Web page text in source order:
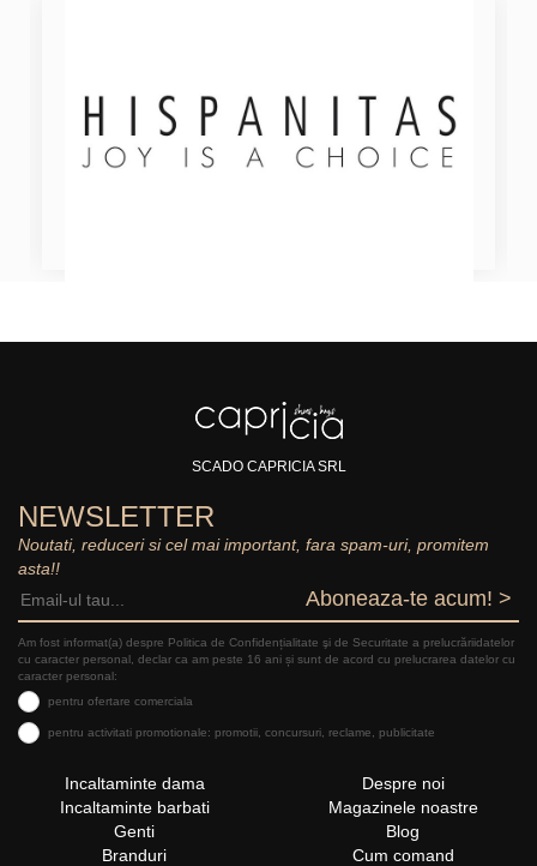
SCADO CAPRICIA SRL
NEWSLETTER
Noutati, reduceri si cel mai important, fara spam-uri, promitem
asta!!
Aboneaza-te acum! >
Am fost informat(a) despre Politica de Confidențialitate şi de Securitate a prelucrăriidatelor
cu caracter personal, declar ca am peste 16 ani și sunt de acord cu prelucrarea datelor cu
caracter personal:
pentru ofertare comerciala
pentru activitati promotionale: promotii, concursuri, reclame, publicitate
Incaltaminte dama
Incaltaminte barbati
Genti
Branduri
Despre noi
Magazinele noastre
Blog
Cum comand